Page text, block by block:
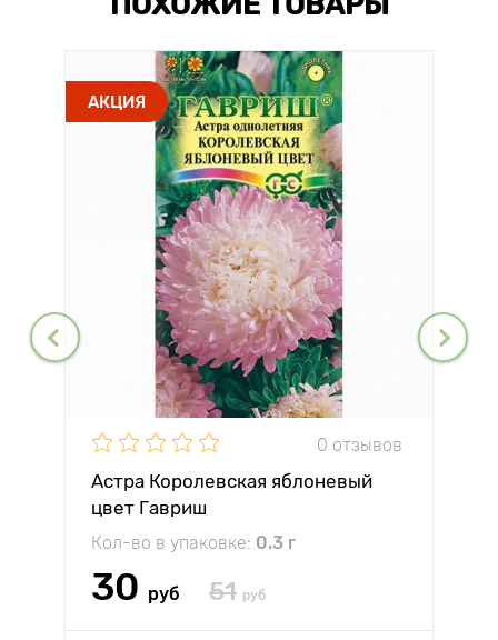
АКЦИЯ
0 отзывов
Астра Королевская яблоневый
цвет Гавриш
Кол-во в упаковке: 0.3 г
30 руб 51 руб